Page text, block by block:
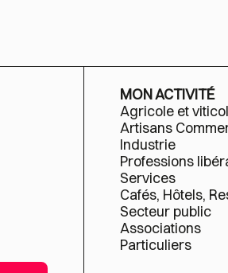
MON ACTIVITÉ
Agricole et
Artisans
Industrie
Professions
Services
Cafés, Hôtels,
Secteur public
Associations
Particuliers